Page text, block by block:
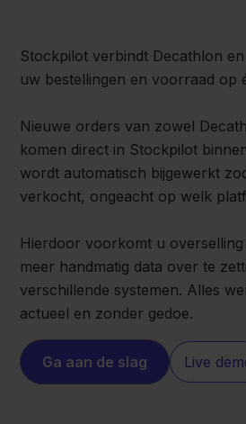
Stockpilot verbindt Decathlon
uw bestellingen en voorraad op
Nieuwe orders van zowel
komen direct in Stockpilot
wordt automatisch bijgewerkt
verkocht, ongeacht op welk
Hierdoor voorkomt u
meer handmatig data over te
verschillende systemen. Alles
actueel en zonder gedoe.
Ga aan de slag Live